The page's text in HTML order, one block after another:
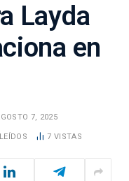
Layda
en
7, 2025
7 VISTAS